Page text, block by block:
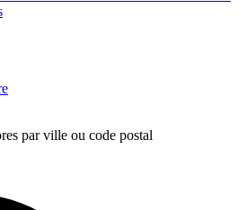
par ville ou code postal